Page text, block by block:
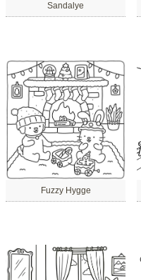
Sandalye
Fuzzy Hygge